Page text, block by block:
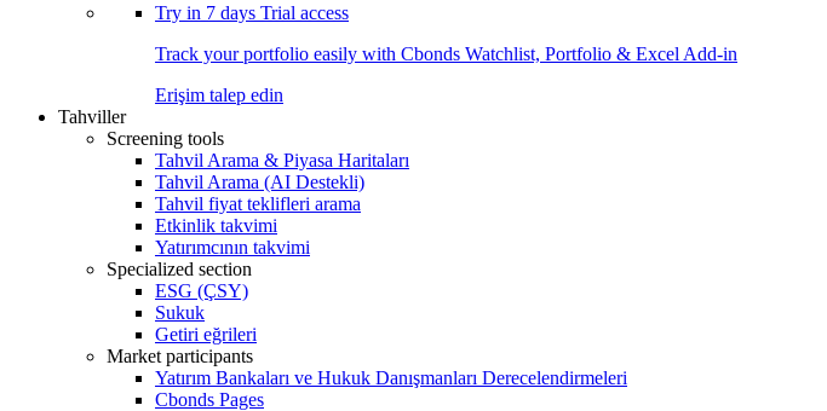
Try in 7 days Trial access
Track your portfolio easily with Cbonds Watchlist, Portfolio & Excel Add-in
Erişim talep edin
Tahviller
Screening tools
Tahvil Arama & Piyasa Haritaları
Tahvil Arama (AI Destekli)
Tahvil fiyat teklifleri arama
Etkinlik takvimi
Yatırımcının takvimi
Specialized section
ESG (ÇSY)
Sukuk
Getiri eğrileri
Market participants
Yatırım Bankaları ve Hukuk Danışmanları Derecelendirmeleri
Cbonds Pages